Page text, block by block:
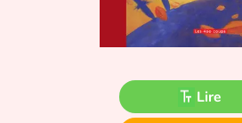
Princesses et princes, rois, reines
Héroïnes et héros
Lire